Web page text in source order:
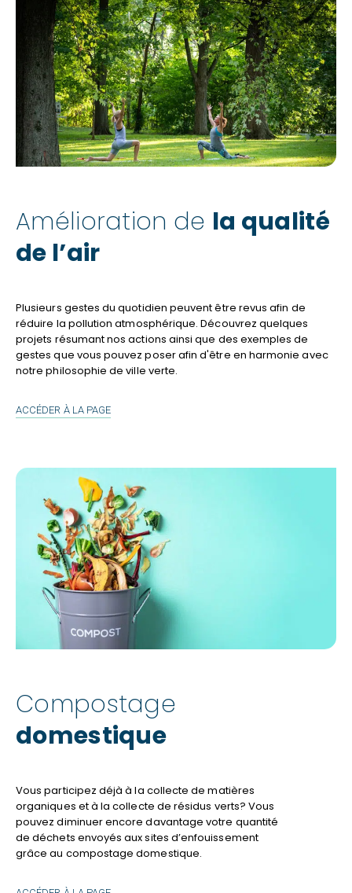
Amélioration de la qualité
de l’air
Plusieurs gestes du quotidien peuvent être revus afin de
réduire la pollution atmosphérique. Découvrez quelques
projets résumant nos actions ainsi que des exemples de
gestes que vous pouvez poser afin d'être en harmonie avec
notre philosophie de ville verte.
ACCÉDER À LA PAGEAMÉLIORATION
L’AIR
Compostage
domestique
Vous participez déjà à la collecte de matières
organiques et à la collecte de résidus verts? Vous
pouvez diminuer encore davantage votre quantité
de déchets envoyés aux sites d’enfouissement
grâce au compostage domestique.